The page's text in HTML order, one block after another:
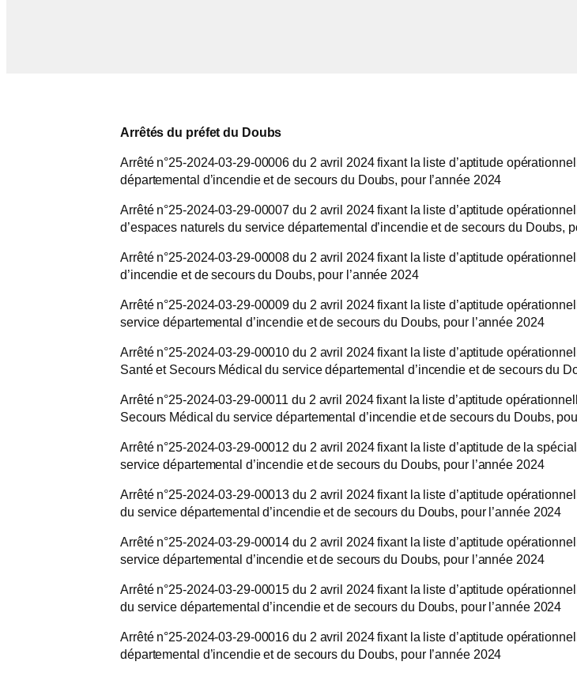
Arrêtés du préfet du Doubs
Arrêté n°25-2024-03-29-00006 du 2 avril 2024 fixant la liste d’aptitude
départemental d’incendie et de secours du Doubs, pour l’année 2024
Arrêté n°25-2024-03-29-00007 du 2 avril 2024 fixant la liste d’aptitude
d’espaces naturels du service départemental d’incendie et de secours du Doubs,
Arrêté n°25-2024-03-29-00008 du 2 avril 2024 fixant la liste d’aptitude
d’incendie et de secours du Doubs, pour l’année 2024
Arrêté n°25-2024-03-29-00009 du 2 avril 2024 fixant la liste d’aptitude
service départemental d’incendie et de secours du Doubs, pour l’année 2024
Arrêté n°25-2024-03-29-00010 du 2 avril 2024 fixant la liste d’aptitude
Santé et Secours Médical du service départemental d’incendie et de secours du
Arrêté n°25-2024-03-29-00011 du 2 avril 2024 fixant la liste d’aptitude
Secours Médical du service départemental d’incendie et de secours du Doubs,
Arrêté n°25-2024-03-29-00012 du 2 avril 2024 fixant la liste d’aptitude de la
service départemental d’incendie et de secours du Doubs, pour l’année 2024
Arrêté n°25-2024-03-29-00013 du 2 avril 2024 fixant la liste d’aptitude
du service départemental d’incendie et de secours du Doubs, pour l’année 2024
Arrêté n°25-2024-03-29-00014 du 2 avril 2024 fixant la liste d’aptitude
service départemental d’incendie et de secours du Doubs, pour l’année 2024
Arrêté n°25-2024-03-29-00015 du 2 avril 2024 fixant la liste d’aptitude
du service départemental d’incendie et de secours du Doubs, pour l’année 2024
Arrêté n°25-2024-03-29-00016 du 2 avril 2024 fixant la liste d’aptitude
départemental d’incendie et de secours du Doubs, pour l’année 2024